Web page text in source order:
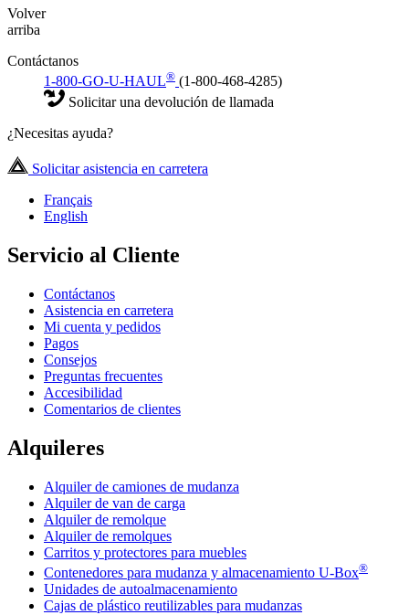
Volver
arriba
Contáctanos
1-800-GO-U-HAUL® (1-800-468-4285)
Solicitar una devolución de llamada
¿Necesitas ayuda?
Solicitar asistencia en carretera
Français
English
Servicio al Cliente
Contáctanos
Asistencia en carretera
Mi cuenta y pedidos
Pagos
Consejos
Preguntas frecuentes
Accesibilidad
Comentarios de clientes
Alquileres
Alquiler de camiones de mudanza
Alquiler de van de carga
Alquiler de remolque
Alquiler de remolques
Carritos y protectores para muebles
Contenedores para mudanza y almacenamiento U-Box®
Unidades de autoalmacenamiento
Cajas de plástico reutilizables para mudanzas